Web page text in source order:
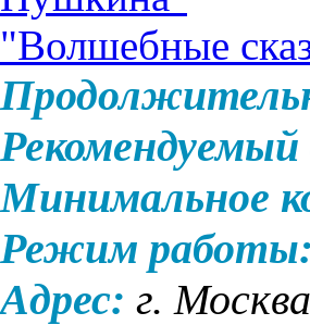
"Волшебные
Рекомендуемый
Минимальное
Режим работы:
Адрес: г.